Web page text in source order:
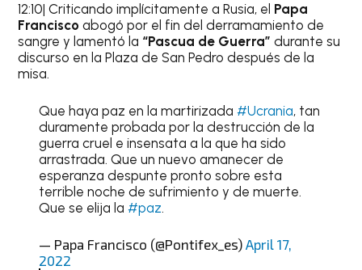
12:10| Criticando implícitamente a Rusia, el Papa
Franciscoabogó por el fin del derramamiento de
sangre y lamentó la “Pascua de Guerra”durante su
discurso en la Plaza de San Pedro después de la
misa.
Que haya paz en la martirizada #Ucrania, tan
duramente probada por la destrucción de la
guerra cruel e insensata a la que ha sido
arrastrada. Que un nuevo amanecer de
esperanza despunte pronto sobre esta
terrible noche de sufrimiento y de muerte.
Que se elija la #paz.
— Papa Francisco (@Pontifex_es) April 17,
2022